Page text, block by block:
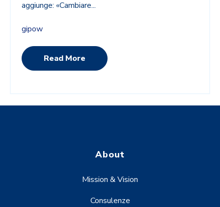
aggiunge: «Cambiare...
gipow
Read More
About
Mission & Vision
Consulenze